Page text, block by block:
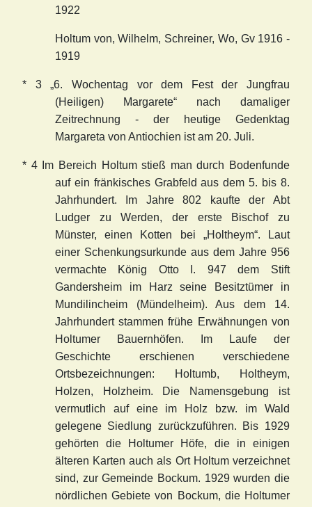
1922
Holtum von, Wilhelm, Schreiner, Wo, Gv 1916 -
1919
* 3 „6. Wochentag vor dem Fest der Jungfrau
(Heiligen) Margarete“ nach damaliger
Zeitrechnung - der heutige Gedenktag
Margareta von Antiochien ist am 20. Juli.
* 4 Im Bereich Holtum stieß man durch Bodenfunde
auf ein fränkisches Grabfeld aus dem 5. bis 8.
Jahrhundert. Im Jahre 802 kaufte der Abt
Ludger zu Werden, der erste Bischof zu
Münster, einen Kotten bei „Holtheym“. Laut
einer Schenkungsurkunde aus dem Jahre 956
vermachte König Otto I. 947 dem Stift
Gandersheim im Harz seine Besitztümer in
Mundilincheim (Mündelheim). Aus dem 14.
Jahrhundert stammen frühe Erwähnungen von
Holtumer Bauernhöfen. Im Laufe der
Geschichte erschienen verschiedene
Ortsbezeichnungen: Holtumb, Holtheym,
Holzen, Holzheim. Die Namensgebung ist
vermutlich auf eine im Holz bzw. im Wald
gelegene Siedlung zurückzuführen. Bis 1929
gehörten die Holtumer Höfe, die in einigen
älteren Karten auch als Ort Holtum verzeichnet
sind, zur Gemeinde Bockum. 1929 wurden die
nördlichen Gebiete von Bockum, die Holtumer